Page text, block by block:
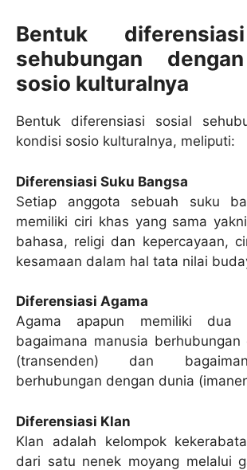
Bentuk
sehubungan
sosio kulturalnya
Bentuk diferensiasi sosial
kondisi sosio kulturalnya, meliputi:
Diferensiasi Suku Bangsa
Setiap anggota sebuah suku
memiliki ciri khas yang sama
bahasa, religi dan kepercayaan,
kesamaan dalam hal tata nilai
Diferensiasi Agama
Agama apapun memiliki dua
bagaimana manusia berhubungan
(transenden) dan
berhubungan dengan dunia
Diferensiasi Klan
Klan adalah kelompok
dari satu nenek moyang melalui